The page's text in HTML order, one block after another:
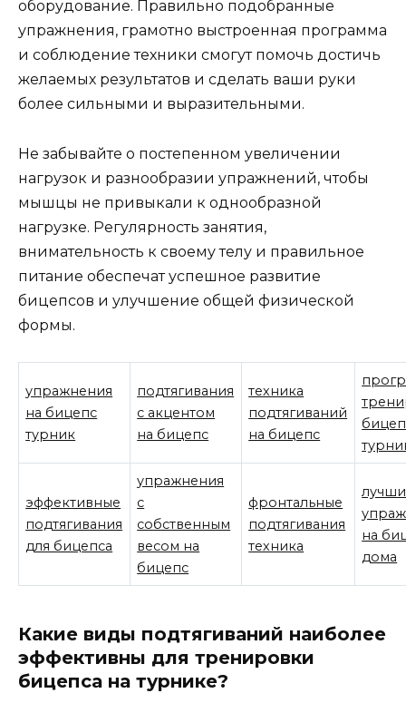
оборудование. Правильно подобранные
упражнения, грамотно выстроенная программа
и соблюдение техники смогут помочь достичь
желаемых результатов и сделать ваши руки
более сильными и выразительными.
Не забывайте о постепенном увеличении
нагрузок и разнообразии упражнений, чтобы
мышцы не привыкали к однообразной
нагрузке. Регулярность занятия,
внимательность к своему телу и правильное
питание обеспечат успешное развитие
бицепсов и улучшение общей физической
формы.
упражнения
на бицепс
турник
подтягивания
с акцентом
на бицепс
техника
подтягиваний
на бицепс
эффективные
подтягивания
для бицепса
упражнения
с
собственным
весом на
бицепс
фронтальные
подтягивания
техника
на
дома
Какие виды подтягиваний наиболее
эффективны для тренировки
бицепса на турнике?